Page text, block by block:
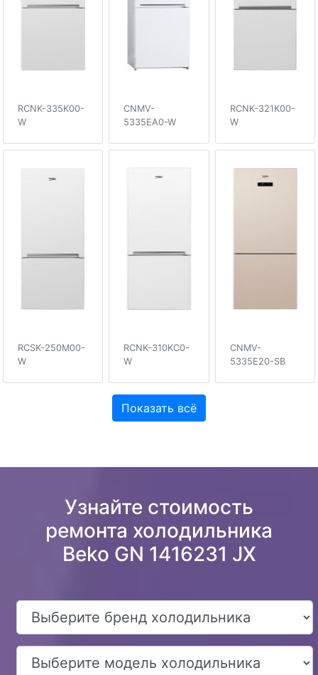
RCNK-335K00-
W
CNMV-
5335EA0-W
RCNK-321K00-
W
RCSK-250M00-
W
RCNK-310KC0-
W
CNMV-
5335E20-SB
Показать всё
Узнайте стоимость
ремонта холодильника
Beko GN 1416231 JX